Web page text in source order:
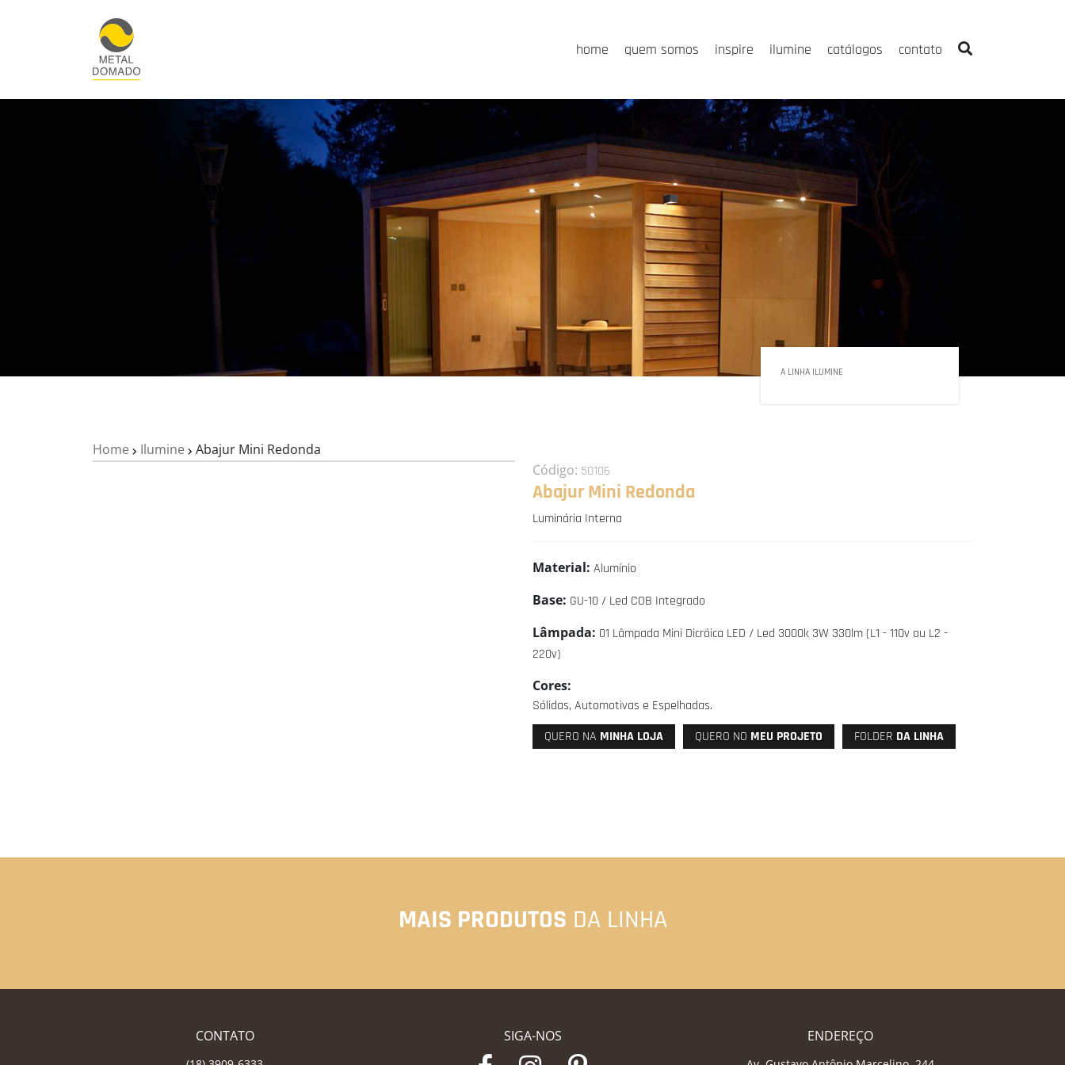
home quem somos inspire ilumine catálogos contato
A LINHA ILUMINE
Home Ilumine
Abajur Mini Redonda
Código: 50106
Abajur Mini Redonda
Luminária Interna
Material: Alumínio
Base: GU-10 / Led COB Integrado
Lâmpada: 01 Lâmpada Mini Dicróica LED / Led 3000k 3W 330lm (L1 - 110v ou L2 -
220v)
Cores:
Sólidas, Automotivas e Espelhadas.
QUERO NA MINHA LOJA QUERO NO MEU PROJETO FOLDER DA LINHA
MAIS PRODUTOS DA LINHA
CONTATO SIGA-NOS ENDEREÇO